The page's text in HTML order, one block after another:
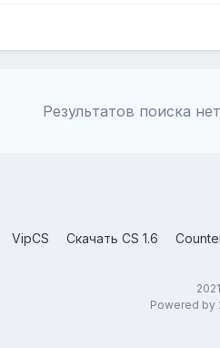
Результатов поиска
VipCS Скачать CS 1.6
Powered by